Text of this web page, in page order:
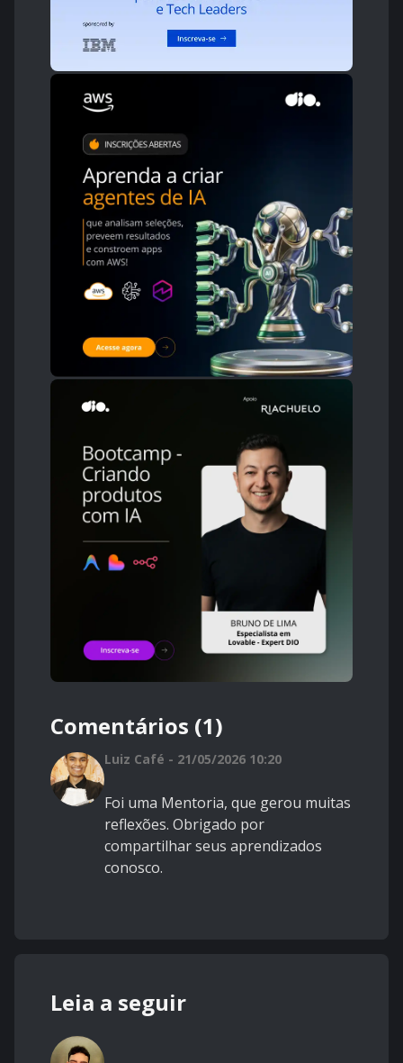
Comentários (1)
Luiz Café - 21/05/2026 10:20
Foi uma Mentoria, que gerou muitas
reflexões. Obrigado por
compartilhar seus aprendizados
conosco.
Leia a seguir